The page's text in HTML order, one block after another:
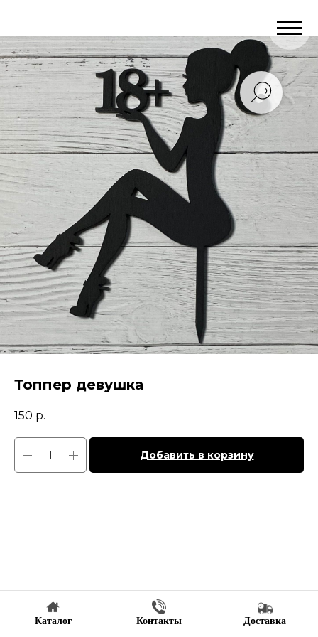
Топпер девушка
150 р.
Добавить в корзину
Каталог Контакты Доставка